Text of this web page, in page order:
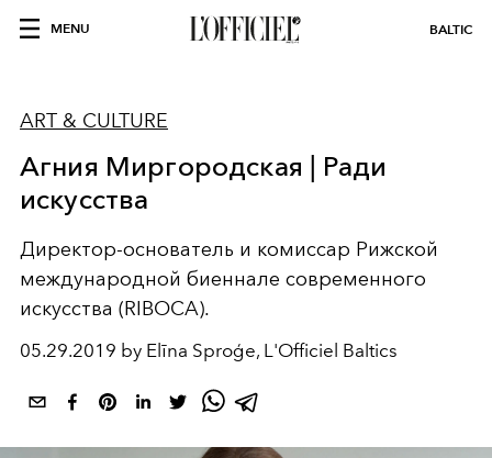
MENU BALTIC
ART & CULTURE
Агния Миргородская | Ради
искусства
Директор-основатель и комиссар Рижской
международной биеннале современного
искусства (RIBOCA).
05.29.2019 by Elīna Sproģe, L'Officiel Baltics